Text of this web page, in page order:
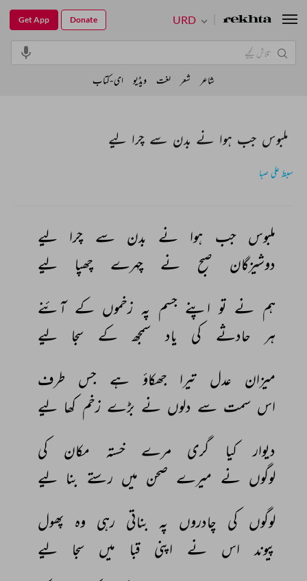
ملبوس جب ہوا نے بدن سے چرا لیے
سبط علی صبا
ملبوس جب ہوا نے بدن سے چرا لیے
دوشیزگان
صبح نے چہرے چھپا
لیے
ہم نے تو اپنے جسم پہ زخموں کے آئنے
ہر
حادثے کی یاد سمجھ کے سجا
لیے
میزان
عدل تیرا جھکاؤ ہے جس
طرف
اس سمت سے دلوں نے بڑے زخم کھا لیے
دیوار
کیا گری مرے خستہ مکان
کی
لوگوں نے میرے صحن میں رستے بنا لیے
لوگوں کی چادروں پہ بناتی رہی وہ پھول
پیوند
اس نے اپنی قبا میں سجا
لیے
URD
Get App Donate
شاعر شعر لغت ویڈیو ای-کتاب